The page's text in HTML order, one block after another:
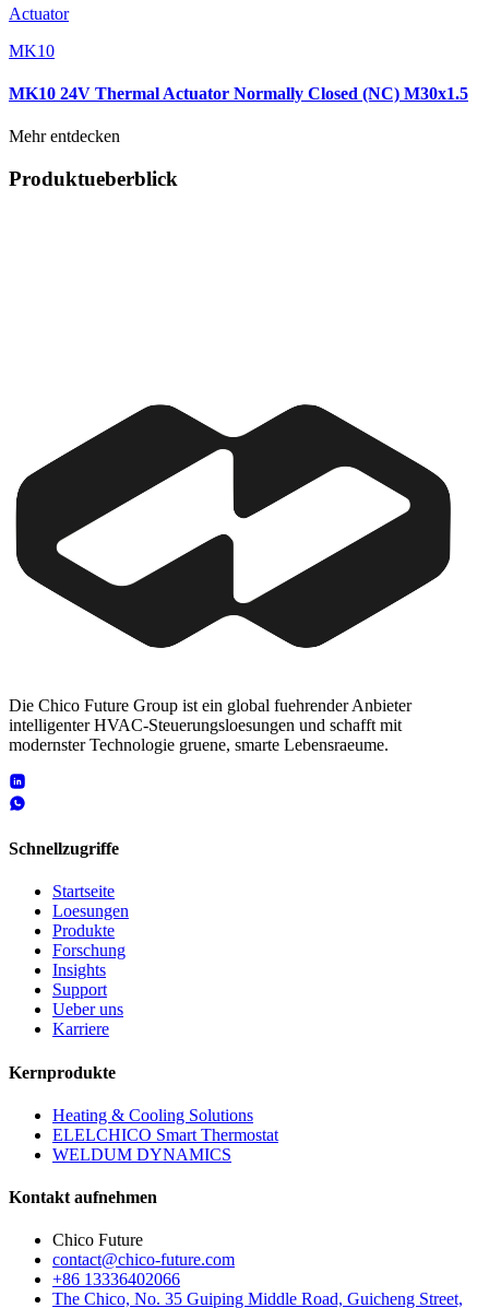
Actuator
MK10
MK10 24V Thermal Actuator Normally Closed (NC) M30x1.5
Mehr entdecken
Produktueberblick
Die Chico Future Group ist ein global fuehrender Anbieter
intelligenter HVAC-Steuerungsloesungen und schafft mit
modernster Technologie gruene, smarte Lebensraeume.
Schnellzugriffe
Startseite
Loesungen
Produkte
Forschung
Insights
Support
Ueber uns
Karriere
Kernprodukte
Heating & Cooling Solutions
ELELCHICO Smart Thermostat
WELDUM DYNAMICS
Kontakt aufnehmen
Chico Future
contact@chico-future.com
+86 13336402066
The Chico, No. 35 Guiping Middle Road, Guicheng Street,